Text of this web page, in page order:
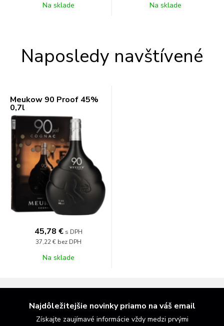
Na sklade Na sklade
Naposledy navštívené
Meukow 90 Proof 45%
0,7l
45,78 € s DPH
37,22 € bez DPH
Na sklade
Najdôležitejšie novinky priamo na váš email
Získajte zaujímavé informácie vždy medzi prvými